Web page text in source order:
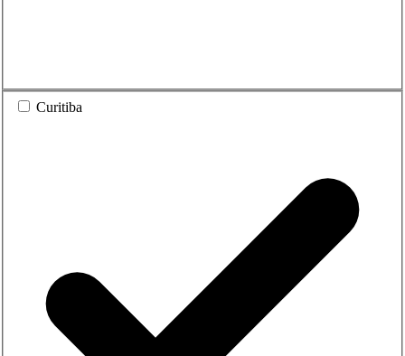
Curitiba